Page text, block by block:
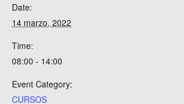
Date:
14 marzo, 2022
Time:
08:00 - 14:00
Event Category:
CURSOS